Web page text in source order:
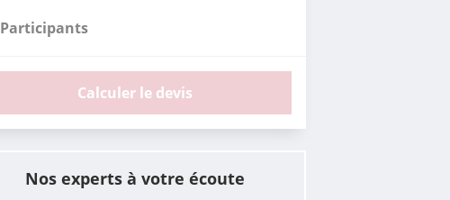
Participants
Calculer le devis
Nos experts à votre écoute